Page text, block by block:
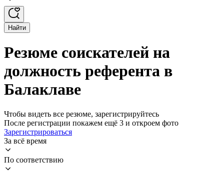
Найти
Резюме соискателей на
должность референта в
Балаклаве
Чтобы видеть все резюме, зарегистрируйтесь
После регистрации покажем ещё 3 и откроем фото
Зарегистрироваться
За всё время
По соответствию